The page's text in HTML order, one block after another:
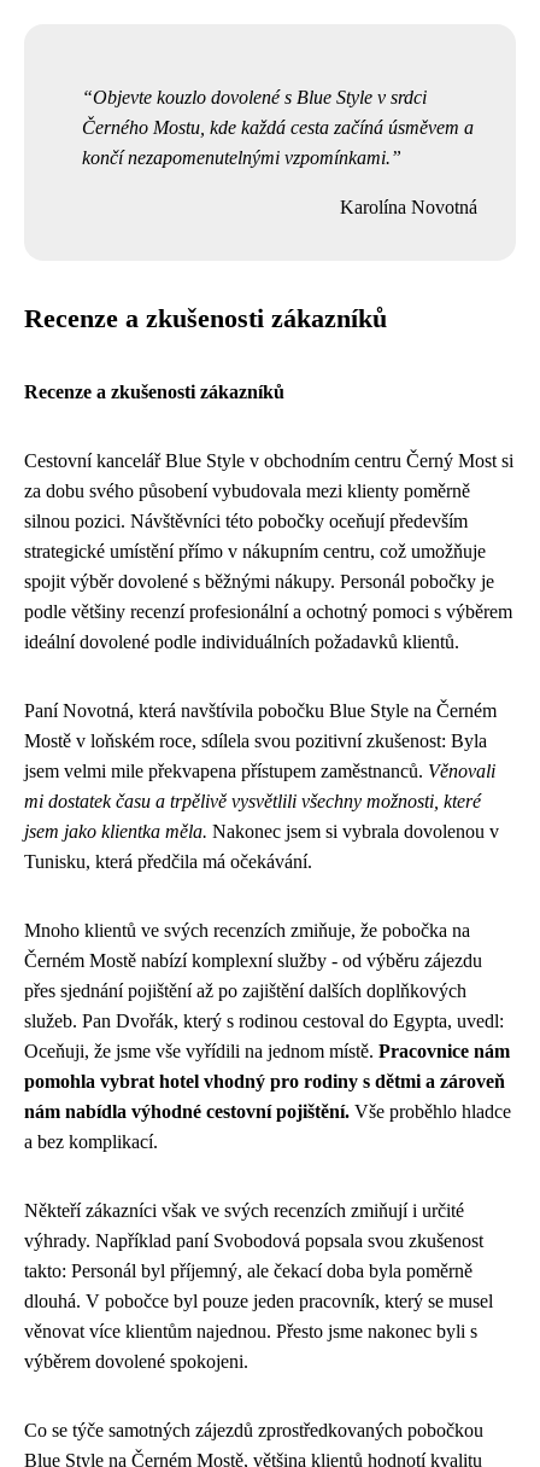
Objevte kouzlo dovolené s Blue Style v srdci
Černého Mostu, kde každá cesta začíná úsměvem a
končí nezapomenutelnými vzpomínkami.
Karolína Novotná
Recenze a zkušenosti zákazníků
Recenze a zkušenosti zákazníků
Cestovní kancelář Blue Style v obchodním centru Černý Most si
za dobu svého působení vybudovala mezi klienty poměrně
silnou pozici. Návštěvníci této pobočky oceňují především
strategické umístění přímo v nákupním centru, což umožňuje
spojit výběr dovolené s běžnými nákupy. Personál pobočky je
podle většiny recenzí profesionální a ochotný pomoci s výběrem
ideální dovolené podle individuálních požadavků klientů.
Paní Novotná, která navštívila pobočku Blue Style na Černém
Mostě v loňském roce, sdílela svou pozitivní zkušenost: Byla
jsem velmi mile překvapena přístupem zaměstnanců. Věnovali
mi dostatek času a trpělivě vysvětlili všechny možnosti, které
jsem jako klientka měla. Nakonec jsem si vybrala dovolenou v
Tunisku, která předčila má očekávání.
Mnoho klientů ve svých recenzích zmiňuje, že pobočka na
Černém Mostě nabízí komplexní služby - od výběru zájezdu
přes sjednání pojištění až po zajištění dalších doplňkových
služeb. Pan Dvořák, který s rodinou cestoval do Egypta, uvedl:
Oceňuji, že jsme vše vyřídili na jednom místě. Pracovnice nám
pomohla vybrat hotel vhodný pro rodiny s dětmi a zároveň
nám nabídla výhodné cestovní pojištění. Vše proběhlo hladce
a bez komplikací.
Někteří zákazníci však ve svých recenzích zmiňují i určité
výhrady. Například paní Svobodová popsala svou zkušenost
takto: Personál byl příjemný, ale čekací doba byla poměrně
dlouhá. V pobočce byl pouze jeden pracovník, který se musel
věnovat více klientům najednou. Přesto jsme nakonec byli s
výběrem dovolené spokojeni.
Co se týče samotných zájezdů zprostředkovaných pobočkou
Blue Style na Černém Mostě, většina klientů hodnotí kvalitu